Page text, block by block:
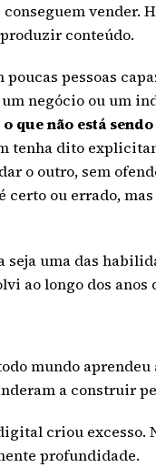
conseguem vender.
conteúdo.
poucas pessoas
negócio ou um
o que não está
tenha dito
o outro, sem
certo ou errado,
seja uma das
ao longo dos anos
mundo
a construir
criou excesso.
profundidade.